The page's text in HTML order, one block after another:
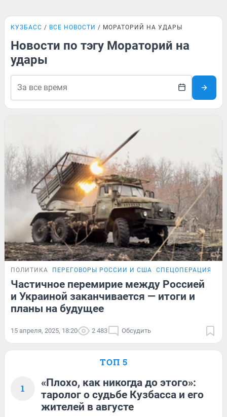
КУЗБАСС ВСЕ НОВОСТИ МОРАТОРИЙ НА УДАРЫ
Новости по тэгу Мораторий на
удары
ПОЛИТИКА ПЕРЕГОВОРЫ РОССИИ И США СПЕЦОПЕРАЦИЯ НА
Частичное перемирие между Россией
и Украиной заканчивается — итоги и
планы на будущее
15 апреля, 2025, 18:20 2 483 Обсудить
ТОП 5
1
«Плохо, как никогда до этого»:
таролог о судьбе Кузбасса и его
жителей в августе